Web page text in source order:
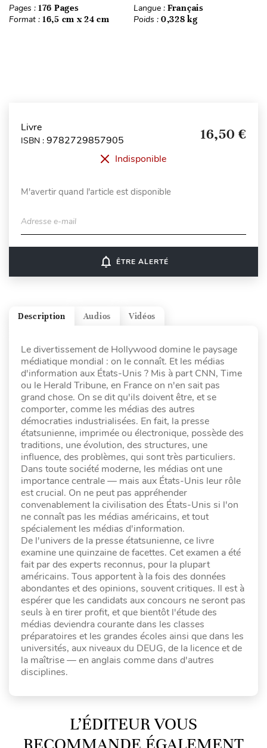
Pages : 176 Pages Langue : Français
Format : 16,5 cm x 24 cm Poids : 0,328 kg
Livre
ISBN : 9782729857905 16,50 €
Indisponible
M'avertir quand l'article est disponible
Adresse e-mail
notifications_none ÊTRE ALERTÉ
Vidéos
Audios
Description
Le divertissement de Hollywood domine le paysage
médiatique mondial : on le connaît. Et les médias
d'information aux États-Unis ? Mis à part CNN, Time
ou le Herald Tribune, en France on n'en sait pas
grand chose. On se dit qu'ils doivent être, et se
comporter, comme les médias des autres
démocraties industrialisées. En fait, la presse
étatsunienne, imprimée ou électronique, possède des
traditions, une évolution, des structures, une
influence, des problèmes, qui sont très particuliers.
Dans toute société moderne, les médias ont une
importance centrale — mais aux États-Unis leur rôle
est crucial. On ne peut pas appréhender
convenablement la civilisation des États-Unis si l'on
ne connaît pas les médias américains, et tout
spécialement les médias d'information.
De l'univers de la presse étatsunienne, ce livre
examine une quinzaine de facettes. Cet examen a été
fait par des experts reconnus, pour la plupart
américains. Tous apportent à la fois des données
abondantes et des opinions, souvent critiques. Il est à
espérer que les candidats aux concours ne seront pas
seuls à en tirer profit, et que bientôt l'étude des
médias deviendra courante dans les classes
préparatoires et les grandes écoles ainsi que dans les
universités, aux niveaux du DEUG, de la licence et de
la maîtrise — en anglais comme dans d'autres
disciplines.
L’ÉDITEUR VOUS